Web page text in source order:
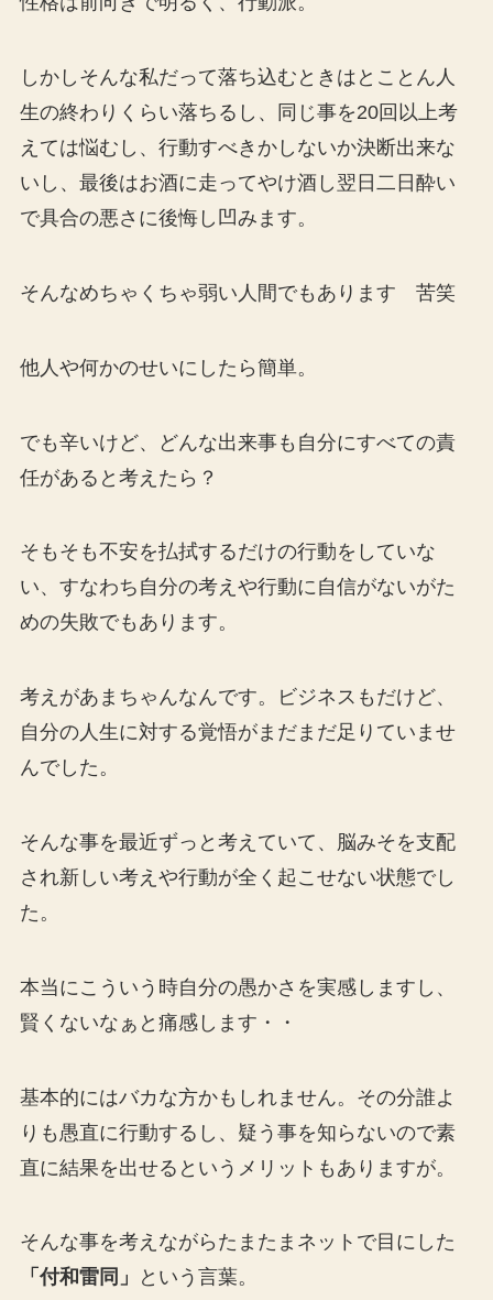
しかしそんな私だって落ち込むときはとことん人
生の終わりくらい落ちるし、同じ事を20回以上考
えては悩むし、行動すべきかしないか決断出来な
いし、最後はお酒に走ってやけ酒し翌日二日酔い
で具合の悪さに後悔し凹みます。
そんなめちゃくちゃ弱い人間でもあります 苦笑
他人や何かのせいにしたら簡単。
でも辛いけど、どんな出来事も自分にすべての責
任があると考えたら？
そもそも不安を払拭するだけの行動をしていな
い、すなわち自分の考えや行動に自信がないがた
めの失敗でもあります。
考えがあまちゃんなんです。ビジネスもだけど、
自分の人生に対する覚悟がまだまだ足りていませ
んでした。
そんな事を最近ずっと考えていて、脳みそを支配
され新しい考えや行動が全く起こせない状態でし
た。
本当にこういう時自分の愚かさを実感しますし、
賢くないなぁと痛感します・・
基本的にはバカな方かもしれません。その分誰よ
りも愚直に行動するし、疑う事を知らないので素
直に結果を出せるというメリットもありますが。
そんな事を考えながらたまたまネットで目にした
「付和雷同」
という言葉。